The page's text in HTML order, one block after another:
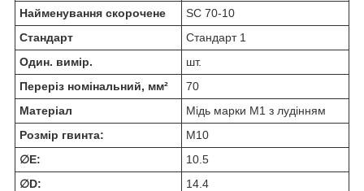
Найменування скорочене
SC 70-10
Стандарт
Стандарт 1
Один. вимір.
шт.
Переріз номінальний, мм²
70
Матеріал
Мідь марки М1 з лудінням
Розмір гвинта:
М10
∅E:
10.5
∅D:
14.4